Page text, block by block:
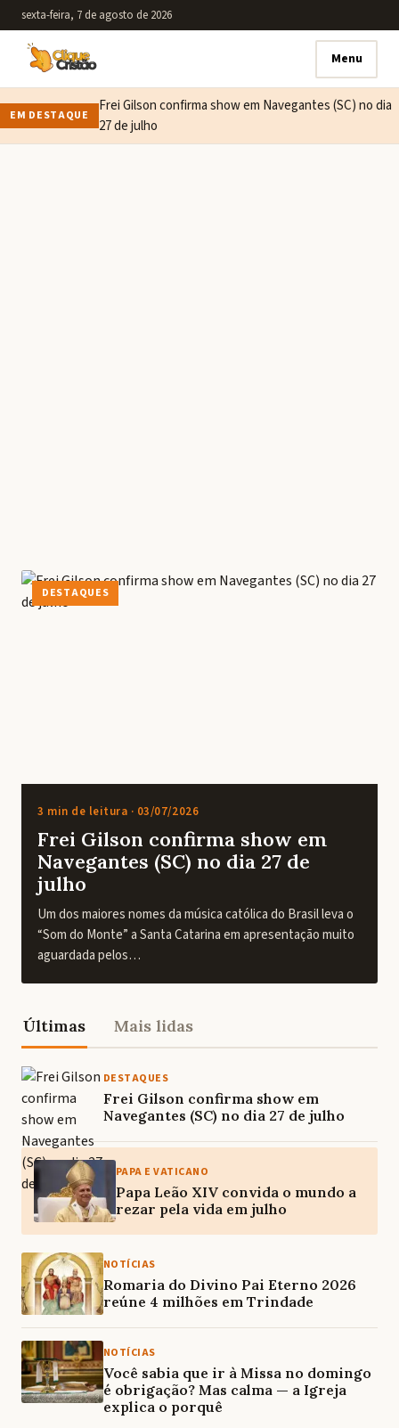
sexta-feira, 7 de agosto de 2026
Menu
EM DESTAQUE
Frei Gilson confirma show em Navegantes (SC) no dia
27 de julho
DESTAQUES
3 min de leitura · 03/07/2026
Frei Gilson confirma show em
Navegantes (SC) no dia 27 de
julho
Um dos maiores nomes da música católica do Brasil leva o
“Som do Monte” a Santa Catarina em apresentação muito
aguardada pelos…
Últimas Mais lidas
DESTAQUES
Frei Gilson confirma show em
Navegantes (SC) no dia 27 de julho
PAPA E VATICANO
Papa Leão XIV convida o mundo a
rezar pela vida em julho
NOTÍCIAS
Romaria do Divino Pai Eterno 2026
reúne 4 milhões em Trindade
NOTÍCIAS
Você sabia que ir à Missa no domingo
é obrigação? Mas calma — a Igreja
explica o porquê